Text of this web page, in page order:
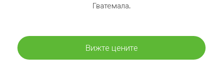
Гватемала.
Вижте цените